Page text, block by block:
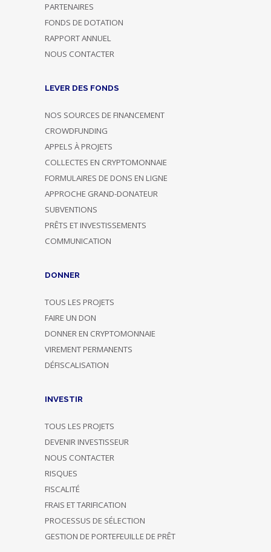
PARTENAIRES
FONDS DE DOTATION
RAPPORT ANNUEL
NOUS CONTACTER
LEVER DES FONDS
NOS SOURCES DE FINANCEMENT
CROWDFUNDING
APPELS À PROJETS
COLLECTES EN CRYPTOMONNAIE
FORMULAIRES DE DONS EN LIGNE
APPROCHE GRAND-DONATEUR
SUBVENTIONS
PRÊTS ET INVESTISSEMENTS
COMMUNICATION
DONNER
TOUS LES PROJETS
FAIRE UN DON
DONNER EN CRYPTOMONNAIE
VIREMENT PERMANENTS
DÉFISCALISATION
INVESTIR
TOUS LES PROJETS
DEVENIR INVESTISSEUR
NOUS CONTACTER
RISQUES
FISCALITÉ
FRAIS ET TARIFICATION
PROCESSUS DE SÉLECTION
GESTION DE PORTEFEUILLE DE PRÊT